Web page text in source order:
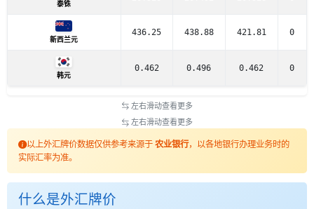
泰铢
新西兰元
436.25 438.88 421.81 0
韩元
0.462 0.496 0.462 0
左右滑动查看更多
左右滑动查看更多
以上外汇牌价数据仅供参考来源于 农业银行，以各地银行办理业务时的
实际汇率为准。
什么是外汇牌价